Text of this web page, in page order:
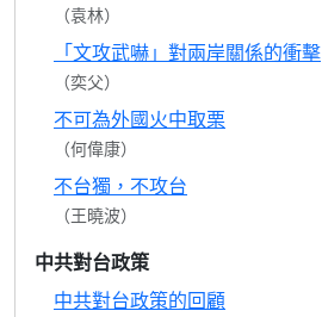
（袁林）
「文攻武嚇」對兩岸關係的衝擊
（奕父）
不可為外國火中取栗
（何偉康）
不台獨，不攻台
（王曉波）
中共對台政策
中共對台政策的回顧